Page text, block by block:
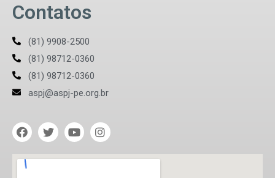
Contatos
(81) 9908-2500
(81) 98712-0360
(81) 98712-0360
aspj@aspj-pe.org.br